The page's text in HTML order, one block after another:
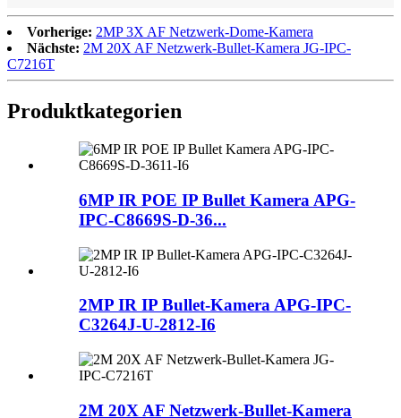
Vorherige: 2MP 3X AF Netzwerk-Dome-Kamera
Nächste: 2M 20X AF Netzwerk-Bullet-Kamera JG-IPC-
C7216T
Produktkategorien
6MP IR POE IP Bullet Kamera APG-
IPC-C8669S-D-36...
2MP IR IP Bullet-Kamera APG-IPC-
C3264J-U-2812-I6
2M 20X AF Netzwerk-Bullet-Kamera